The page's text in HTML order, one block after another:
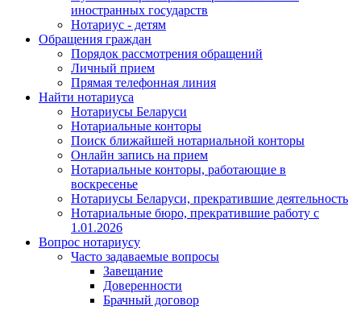
иностранных государств
Нотариус - детям
Обращения граждан
Порядок рассмотрения обращений
Личный прием
Прямая телефонная линия
Найти нотариуса
Нотариусы Беларуси
Нотариальные конторы
Поиск ближайшей нотариальной конторы
Онлайн запись на прием
Нотариальные конторы, работающие в
воскресенье
Нотариусы Беларуси, прекратившие деятельность
Нотариальные бюро, прекратившие работу с
1.01.2026
Вопрос нотариусу
Часто задаваемые вопросы
Завещание
Доверенности
Брачный договор